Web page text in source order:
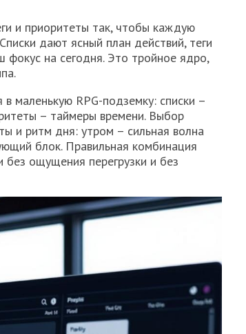
и приоритеты так, чтобы каждую
дают ясный план действий, теги
на сегодня. Это тройное ядро,
маленькую RPG-подземку: списки –
– таймеры времени. Выбор
и ритм дня: утром – сильная волна
блок. Правильная комбинация
ощущения перегрузки и без